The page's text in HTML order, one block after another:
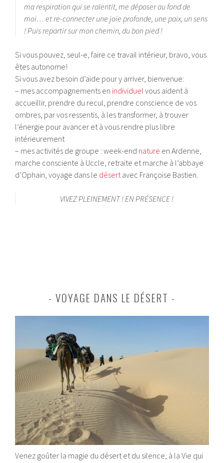
ma respiration qui se ralentit, me déposer au fond de
moi… et re-connecter une joie profonde, une paix, un sens
! Puis repartir sur mon chemin, du bon pied !
Si vous pouvez, seul-e, faire ce travail intérieur, bravo, vous
êtes autonome!
Si vous avez besoin d’aide pour y arriver, bienvenue:
– mes accompagnements en individuel vous aident à
accueillir, prendre du recul, prendre conscience de vos
ombres, par vos ressentis, à les transformer, à trouver
l’énergie pour avancer et à vous rendre plus libre
intérieurement
– mes activités de groupe : week-end nature en Ardenne,
marche consciente à Uccle, retraite et marche à l’abbaye
d’Ophain, voyage dans le désert avec Françoise Bastien.
VIVEZ PLEINEMENT ! EN PRÉSENCE !
VOYAGE DANS LE DÉSERT
Venez goûter la magie du désert et du silence, à la Vie qui